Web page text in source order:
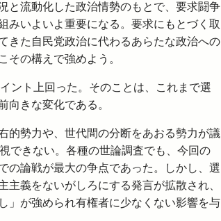
流動化した政治情勢のもとで、要求闘争
みいよいよ重要になる。要求にもとづく取
きた自民党政治に代わるあらたな政治への
その構えで強めよう。
ント上回った。そのことは、これまで選
向きな変化である。
勢力や、世代間の分断をあおる勢力が議
できない。各種の世論調査でも、今回の
の論戦が最大の争点であった。しかし、選
義をないがしろにする発言が拡散され、
」が強められ有権者に少なくない影響を与